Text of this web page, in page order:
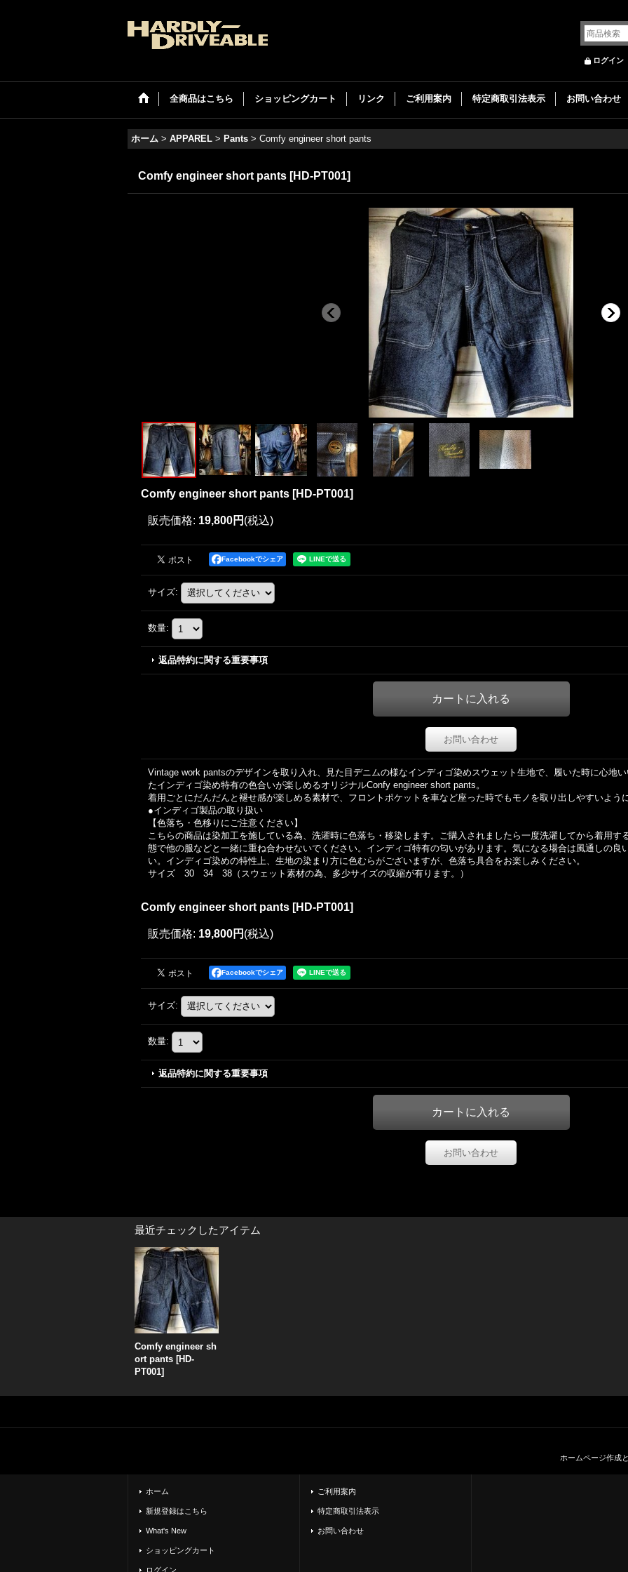
ログイン
全商品はこちら ショッピングカート リンク ご利用案内 特定商取引法表示 お問い合わせ
ホーム > APPAREL > Pants > Comfy engineer short pants
Comfy engineer short pants [HD-PT001]
Comfy engineer short pants [HD-PT001]
販売価格: 19,800円 (税込)
Facebookでシェア
サイズ:
数量:
返品特約に関する重要事項
お問い合わせ
Vintage work pantsのデザインを取り入れ、見た目デニムの様なインディゴ染めスウェット生地で、履いた時に心地
たインディゴ染め特有の色合いが楽しめるオリジナルConfy engineer short pants。
着用ごとにだんだんと褪せ感が楽しめる素材で、フロントポケットを車など座った時でもモノを取り出しやすいよう
●インディゴ製品の取り扱い
【色落ち・色移りにご注意ください】
こちらの商品は染加工を施している為、洗濯時に色落ち・移染します。ご購入されましたら一度洗濯してから着用す
態で他の服などと一緒に重ね合わせないでください。インディゴ特有の匂いがあります。気になる場合は風通しの良
い。インディゴ染めの特性上、生地の染まり方に色むらがございますが、色落ち具合をお楽しみください。
サイズ 30 34 38（スウェット素材の為、多少サイズの収縮が有ります。）
Comfy engineer short pants [HD-PT001]
販売価格: 19,800円 (税込)
Facebookでシェア
サイズ:
数量:
返品特約に関する重要事項
お問い合わせ
最近チェックしたアイテム
Comfy engineer sh
ort pants [HD-
PT001]
ホームページ作成
ホーム
新規登録はこちら
What's New
ショッピングカート
ログイン
ご利用案内
特定商取引法表示
お問い合わせ